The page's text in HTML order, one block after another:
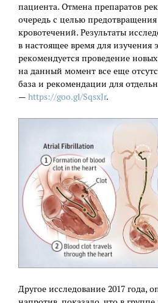
пациента. Отмена препаратов
очередь с целью
кровотечений. Результаты
в настоящее время для изучения
рекомендуется проведение
на данный момент все еще
база и рекомендации для
— https://goo.gl/SqsxJr.
Другое исследование 2017 года,